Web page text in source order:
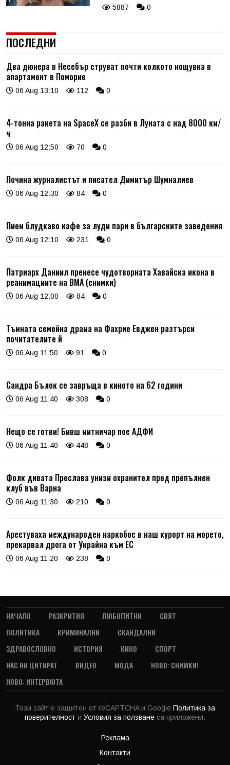
5887 0
ПОСЛЕДНИ
Два дюнера в Несебър струват почти колкото нощувка в
апартамент в Поморие
06 Aug 13:10 112 0
4-тонна ракета на SpaceX се разби в Луната с над 8000 км/
ч
06 Aug 12:50 70 0
Почина журналистът и писател Димитър Шумналиев
06 Aug 12:30 84 0
Пием блудкаво кафе за луди пари в българските заведения
06 Aug 12:10 231 0
Патриарх Даниил пренесе чудотворната Хавайска икона в
реанимациите на ВМА (снимки)
06 Aug 12:00 84 0
Тъмната семейна драма на Фахрие Евджен разтърси
почитателите й
06 Aug 11:50 91 0
Сандра Бълок се завръща в киното на 62 години
06 Aug 11:40 308 0
Нещо се готви! Бивш митничар пое АДФИ
06 Aug 11:40 448 0
Фолк дивата Преслава унизи охранител пред препълнен
клуб във Варна
06 Aug 11:30 210 0
Арестуваха международен наркобос в наш курорт на морето,
прекарвал дрога от Украйна към ЕС
06 Aug 11:20 238 0
НАЧАЛО РАЗКРИТИЯ ЛЮБОПИТНИ
СВЯТ
ПОЛИТИКА
КРИМИНАЛНИ
СКАНДАЛНИ
ЗДРАВОСЛОВНО
ИСТОРИЯ КИНО
СПОРТ
НАС НИ ЦИТИРАТ
ВИДЕО МОДА
НОВО: СНИМКИ!
НОВО: ИНТЕРВЮТА
Този сайт е защитен от reCAPTCHA и Google Политика за
поверителност и Условия за ползване са приложени.
Реклама
Контакти